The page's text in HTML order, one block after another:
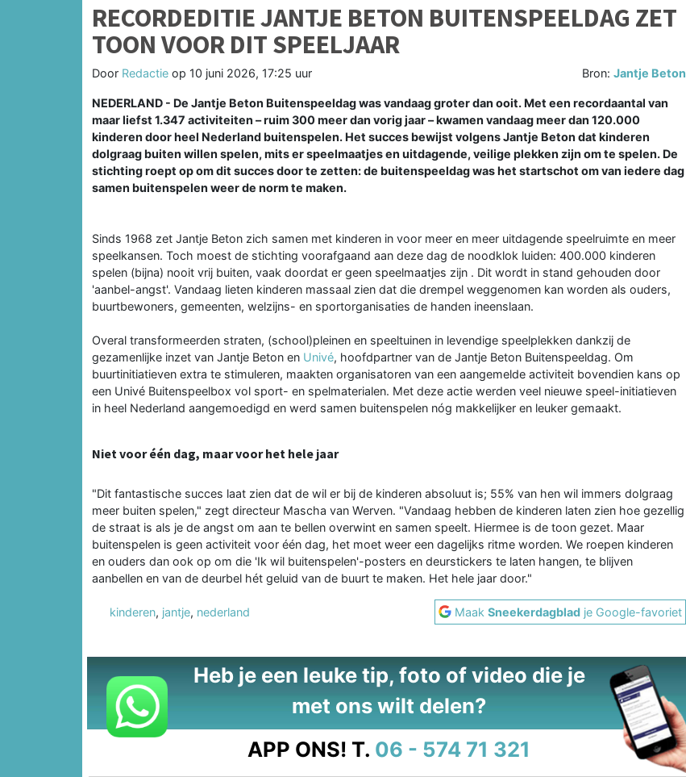
RECORDEDITIE JANTJE BETON BUITENSPEELDAG ZET
TOON VOOR DIT SPEELJAAR
Door Redactie op 10 juni 2026, 17:25 uur Bron:Jantje Beton
NEDERLAND - De Jantje Beton Buitenspeeldag was vandaag groter dan ooit. Met een recordaantal van
maar liefst 1.347 activiteiten – ruim 300 meer dan vorig jaar – kwamen vandaag meer dan 120.000
kinderen door heel Nederland buitenspelen. Het succes bewijst volgens Jantje Beton dat kinderen
dolgraag buiten willen spelen, mits er speelmaatjes en uitdagende, veilige plekken zijn om te spelen. De
stichting roept op om dit succes door te zetten: de buitenspeeldag was het startschot om van iedere dag
samen buitenspelen weer de norm te maken.
Sinds 1968 zet Jantje Beton zich samen met kinderen in voor meer en meer uitdagende speelruimte en meer
speelkansen. Toch moest de stichting voorafgaand aan deze dag de noodklok luiden: 400.000 kinderen
spelen (bijna) nooit vrij buiten, vaak doordat er geen speelmaatjes zijn . Dit wordt in stand gehouden door
'aanbel-angst'. Vandaag lieten kinderen massaal zien dat die drempel weggenomen kan worden als ouders,
buurtbewoners, gemeenten, welzijns- en sportorganisaties de handen ineenslaan.
Overal transformeerden straten, (school)pleinen en speeltuinen in levendige speelplekken dankzij de
gezamenlijke inzet van Jantje Beton en Univé, hoofdpartner van de Jantje Beton Buitenspeeldag. Om
buurtinitiatieven extra te stimuleren, maakten organisatoren van een aangemelde activiteit bovendien kans op
een Univé Buitenspeelbox vol sport- en spelmaterialen. Met deze actie werden veel nieuwe speel-initiatieven
in heel Nederland aangemoedigd en werd samen buitenspelen nóg makkelijker en leuker gemaakt.
Niet voor één dag, maar voor het hele jaar
"Dit fantastische succes laat zien dat de wil er bij de kinderen absoluut is; 55% van hen wil immers dolgraag
meer buiten spelen," zegt directeur Mascha van Werven. "Vandaag hebben de kinderen laten zien hoe gezellig
de straat is als je de angst om aan te bellen overwint en samen speelt. Hiermee is de toon gezet. Maar
buitenspelen is geen activiteit voor één dag, het moet weer een dagelijks ritme worden. We roepen kinderen
en ouders dan ook op om die 'Ik wil buitenspelen'-posters en deurstickers te laten hangen, te blijven
aanbellen en van de deurbel hét geluid van de buurt te maken. Het hele jaar door."
kinderen, jantje, nederland MaakSneekerdagblad je Google-favoriet
Heb je een leuke tip, foto of video die je
met ons wilt delen?
APP ONS! T. 06 - 574 71 321